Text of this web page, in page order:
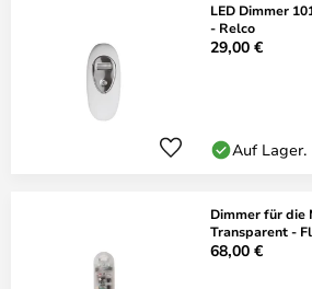
LED Dimmer
- Relco
29,00 €
Auf Lager.
Dimmer für die
Transparent -
68,00 €